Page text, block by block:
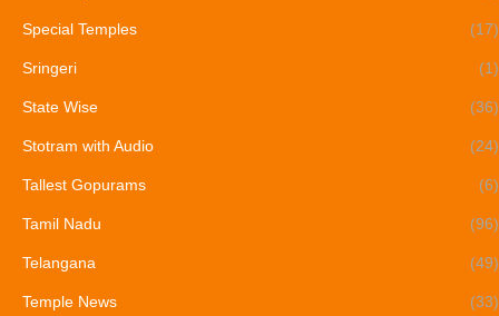
Special Temples (17)
Sringeri (1)
State Wise (36)
Stotram with Audio (24)
Tallest Gopurams (6)
Tamil Nadu (96)
Telangana (49)
Temple News (33)